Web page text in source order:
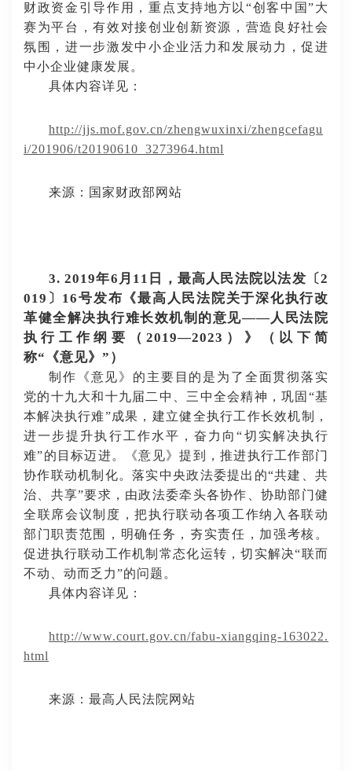
财政资金引导作用，重点支持地方以“创客中国”大
赛为平台，有效对接创业创新资源，营造良好社会
氛围，进一步激发中小企业活力和发展动力，促进
中小企业健康发展。
具体内容详见：
http://jjs.mof.gov.cn/zhengwuxinxi/zhengcefagu
i/201906/t20190610_3273964.html
来源：国家财政部网站
3. 2019年6月11日，最高人民法院以法发〔2
019〕16号发布《最高人民法院关于深化执行改
革健全解决执行难长效机制的意见——人民法院
执行工作纲要（2019—2023）》（以下简
称“《意见》”）
制作《意见》的主要目的是为了全面贯彻落实
党的十九大和十九届二中、三中全会精神，巩固 “基
本解决执行难”成果，建立健全执行工作长效机制，
进一步提升执行工作水平，奋力向“切实解决执行
难”的目标迈进。《意见》提到，推进执行工作部门
协作联动机制化。落实中央政法委提出的“共建、共
治、共享”要求，由政法委牵头各协作、协助部门健
全联席会议制度，把执行联动各项工作纳入各联动
部门职责范围，明确任务，夯实责任，加强考核。
促进执行联动工作机制常态化运转，切实解决“联而
不动、动而乏力”的问题。
具体内容详见：
http://www.court.gov.cn/fabu-xiangqing-163022.
html
来源：最高人民法院网站